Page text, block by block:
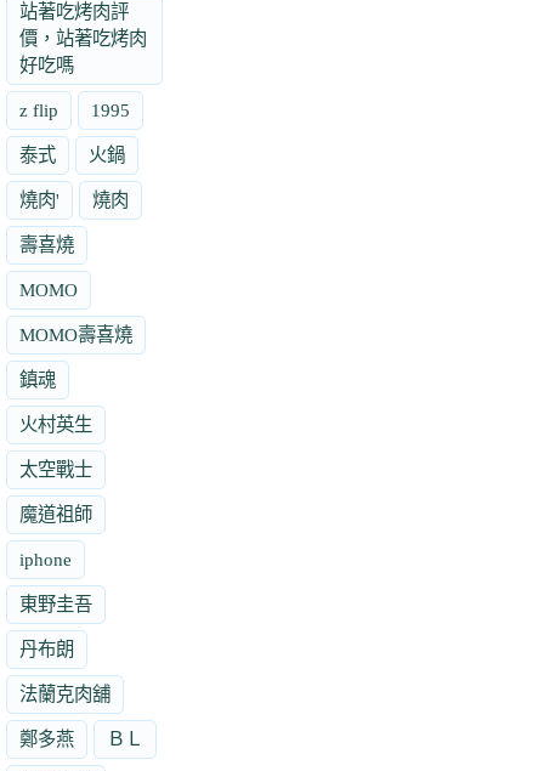
站著吃烤肉評
價，站著吃烤肉
好吃嗎
z flip 1995
泰式 火鍋
燒肉' 燒肉
壽喜燒
MOMO
MOMO壽喜燒
鎮魂
火村英生
太空戰士
魔道祖師
iphone
東野圭吾
丹布朗
法蘭克肉舖
鄭多燕 ＢＬ